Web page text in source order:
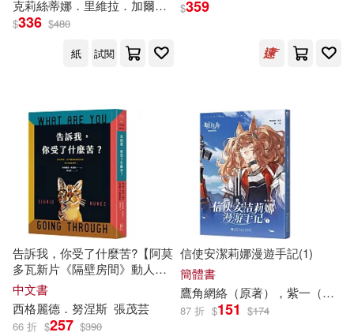
鮑思冶，曾凡靜(25)
黛安娜．韋恩．瓊斯(25)
（法）儒勒·凡爾納(25)
きょくちょ(24)
亞瑟‧柯南‧道爾(24)
庄司陽子(24) 廣嶋玲子(24)
廣東省交通運輸廳(24)
經濟科學出版社(147)
江蘇鳳凰文藝出版社(145)
知識產權出版社(144)
時事出版社(142)
上海文藝出版社(141)
中國地圖出版社(141)
克莉絲蒂娜．里維拉．加爾薩
賴懷宇
$336 $480
紙
試閱
Symphony, Giancarlo
$359
告訴我，你受了什麼苦?【阿莫
多瓦新片《隔壁房間》動人原
著，茱莉安摩爾、蒂妲史雲頓
同台競演!】
中文書
西格麗德．努涅斯 張茂芸
66 折 $257 $390
信使安潔莉娜漫遊手記(1)
簡體書
鷹角網絡（原著），紫一（繪）
87 折 $151 $174